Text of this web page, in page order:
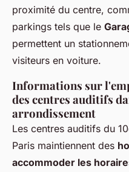
proximité du centre,
parkings tels que le
permettent un
visiteurs en voiture.
Informations sur
des centres auditifs
arrondissement
Les centres auditifs du
Paris maintiennent des
accommoder les